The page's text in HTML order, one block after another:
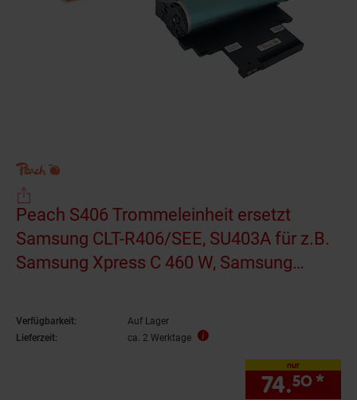
Peach S406 Trommeleinheit ersetzt
Samsung CLT-R406/SEE, SU403A für z.B.
Samsung Xpress C 460 W, Samsung
Verfügbarkeit:
Auf Lager
Lieferzeit:
ca. 2 Werktage
nur
74.50 *